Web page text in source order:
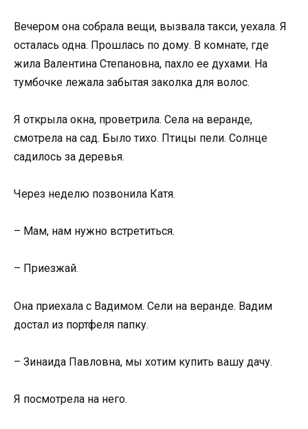
Вечером она собрала вещи, вызвала такси, уехала. Я
осталась одна. Прошлась по дому. В комнате, где
жила Валентина Степановна, пахло ее духами. На
тумбочке лежала забытая заколка для волос.
Я открыла окна, проветрила. Села на веранде,
смотрела на сад. Было тихо. Птицы пели. Солнце
садилось за деревья.
Через неделю позвонила Катя.
– Мам, нам нужно встретиться.
– Приезжай.
Она приехала с Вадимом. Сели на веранде. Вадим
достал из портфеля папку.
– Зинаида Павловна, мы хотим купить вашу дачу.
Я посмотрела на него.